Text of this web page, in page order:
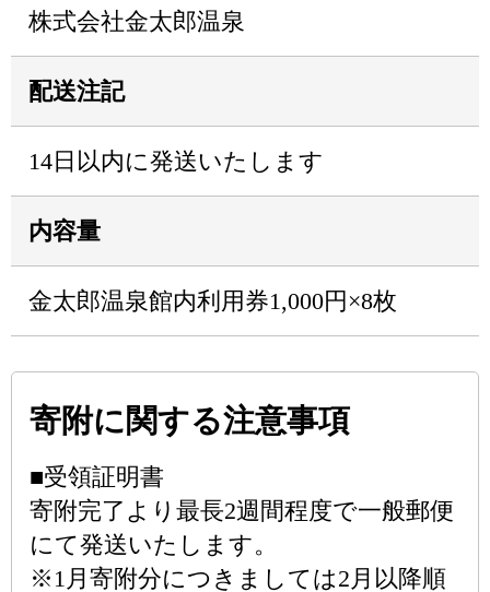
株式会社金太郎温泉
配送注記
14日以内に発送いたします
内容量
金太郎温泉館内利用券1,000円×8枚
寄附に関する注意事項
■受領証明書
寄附完了より最長2週間程度で一般郵便
にて発送いたします。
※1月寄附分につきましては2月以降順